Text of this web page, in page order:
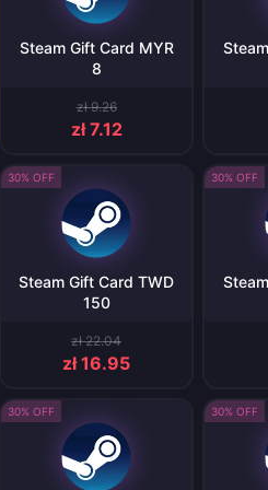
Steam Gift Card MYR
8
zł 9.26
zł 7.12
30% OFF
Steam Gift Card TWD
150
zł 22.04
zł 16.95
30% OFF
30% OFF 30% OFF